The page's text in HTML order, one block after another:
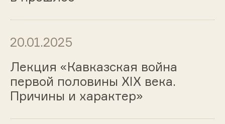
20.01.2025
Лекция «Кавказская война
первой половины ХIХ века.
Причины и характер»